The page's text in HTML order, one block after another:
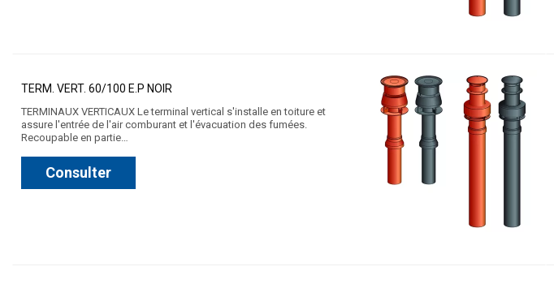
TERM. VERT. 60/100 E.P NOIR
TERMINAUX VERTICAUX Le terminal vertical s'installe en toiture et
assure l'entrée de l'air comburant et l'évacuation des fumées.
Recoupable en partie…
Consulter